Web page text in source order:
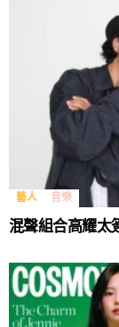
藝人 音樂
混聲組合高耀太